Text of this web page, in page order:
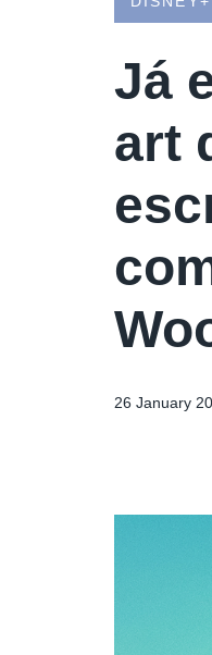
Já
art
26 January